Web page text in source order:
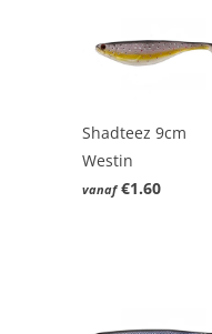
Shadteez 9cm
Westin
vanaf €1.60